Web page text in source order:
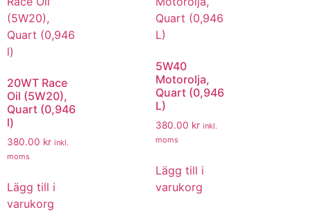
20WT Race
Oil (5W20),
Quart (0,946
l)
380.00 kr inkl.
moms
Lägg till i
varukorg
5W40
Motorolja,
Quart (0,946
L)
380.00 kr inkl.
moms
Lägg till i
varukorg